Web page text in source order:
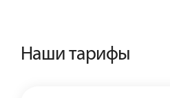
Наши тарифы